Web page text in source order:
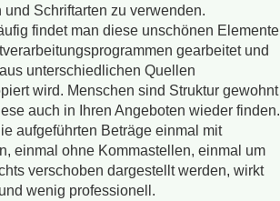
und Schriftarten zu verwenden.
findet man diese unschönen
gearbeitet und
unterschiedlichen Quellen
wird. Menschen sind Struktur gewohnt
auch in Ihren Angeboten wieder finden.
aufgeführten Beträge einmal mit
einmal ohne Kommastellen, einmal um
verschoben dargestellt werden, wirkt
wenig professionell.